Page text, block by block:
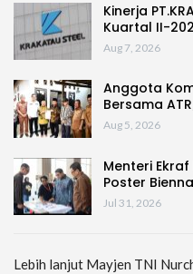
Kinerja
Kuartal II-
Aug 7, 2026
Anggota
Bersama
Aug 5, 2026
Menteri
Poster
Jul 31, 2026
Lebih lanjut Mayjen TNI